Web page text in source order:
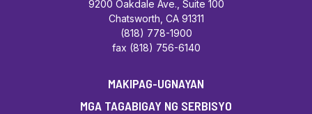
9200 Oakdale Ave., Suite 100
Chatsworth, CA 91311
(818) 778-1900
fax (818) 756-6140
MAKIPAG-UGNAYAN
MGA TAGABIGAY NG SERBISYO